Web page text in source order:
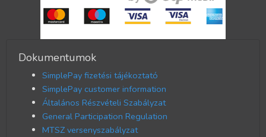
Dokumentumok
SimplePay fizetési tájékoztató
SimplePay customer information
Általános Részvételi Szabályzat
General Participation Regulation
MTSZ versenyszabályzat